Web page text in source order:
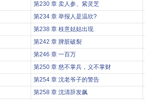
第230 章 卖人参、紫灵芝
第234 章 举报人是温欣?
第238 章 枝意姑姑出现
第242 章 脾脏破裂
第246 章 一百万
第250 章 慈不掌兵，义不掌财
第254 章 沈老爷子的警告
第258 章 沈清辞发飙